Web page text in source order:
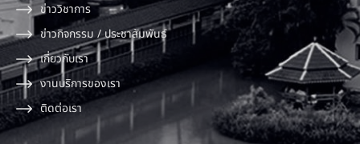
ข่าววิชาการ
ข่าวกิจกรรม / ประชาสัมพันธ์
เกี่ยวกับเรา
งานบริการของเรา
ติดต่อเรา